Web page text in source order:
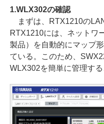
1.WLX302の確認
まずは、RTX1210の
RTX1210には、ネットワ
製品）を自動的にマップ
ている。このため、
WLX302を簡単に管理する